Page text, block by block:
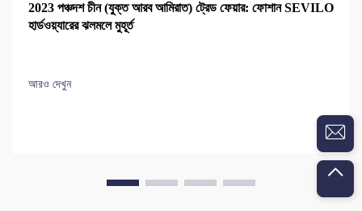
2023 পঞ্চদশ চীন (যুক্ত আরব আমিরাত) ট্রেড ফেয়ার: ফোশান SEVILO
হার্ডওয়্যারের ঝলমলে মুহূর্ত
আরও দেখুন